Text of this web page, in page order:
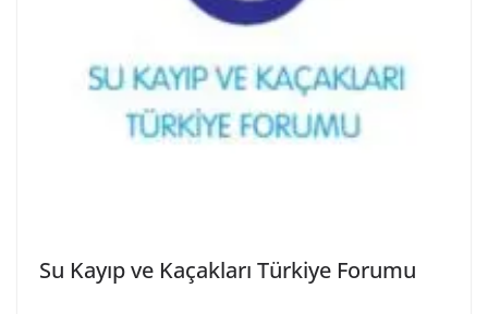
Su Kayıp ve Kaçakları Türkiye Forumu